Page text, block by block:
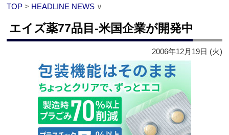
TOP > HEADLINE NEWS ∨
エイズ薬77品目‐米国企業が開発中
2006年12月19日 (火)